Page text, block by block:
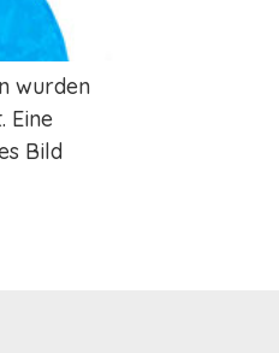
wurden
Eine
Bild